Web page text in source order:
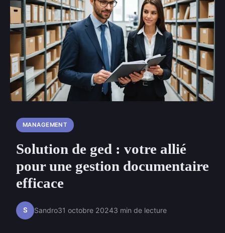
MANAGEMENT
Solution de ged : votre allié
pour une gestion documentaire
efficace
S Sandro31 octobre 20243 min de lecture